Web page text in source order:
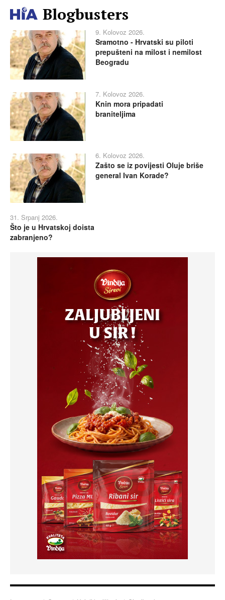
Blogbusters
9. Kolovoz 2026.
Sramotno - Hrvatski su piloti
prepušteni na milost i nemilost
Beogradu
7. Kolovoz 2026.
Knin mora pripadati
braniteljima
6. Kolovoz 2026.
Zašto se iz povijesti Oluje briše
general Ivan Korade?
31. Srpanj 2026.
Što je u Hrvatskoj doista
zabranjeno?